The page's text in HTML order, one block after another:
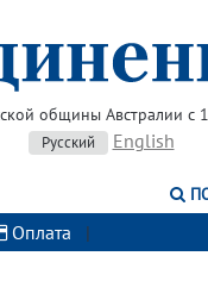
общины Австралии с
Русский English
Оплата |